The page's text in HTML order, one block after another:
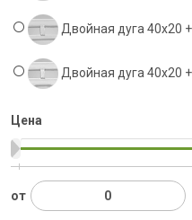
Двойная дуга 40х20
Двойная дуга 40x20
Цена
от